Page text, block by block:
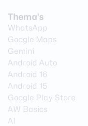
Thema's
WhatsApp
Google Maps
Gemini
Android Auto
Android 16
Android 15
Google Play Store
AW Basics
AI